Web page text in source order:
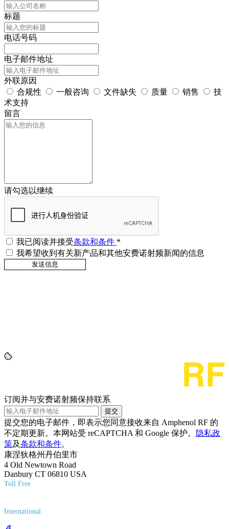
标题
电话号码
电子邮件地址
外联原因
合规性
一般咨询 文件缺失 质量 销售
技
术支持
留言
请勾选以继续
我已阅读并接受条款和条件 *
我希望收到有关新产品和其他安费诺射频新闻的信息
订阅并与安费诺射频保持联系
提交
提交您的电子邮件，即表示您同意接收来自 Amphenol RF 的
不定期更新。本网站受 reCAPTCHA 和 Google 保护。
隐私政
策及条款和条件。
康涅狄格州丹伯里市
4 Old Newtown Road
Danbury CT 06810 USA
Toll Free
International